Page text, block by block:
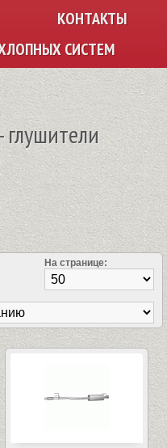
КОНТАКТЫ
СИСТЕМ
На странице: